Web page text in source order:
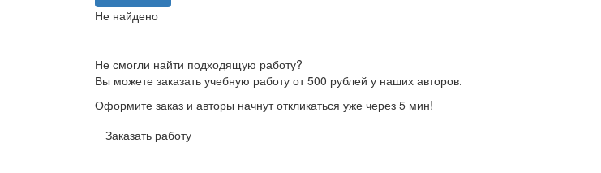
Не найдено
Не смогли найти подходящую работу?
Вы можете заказать учебную работу от 500 рублей у наших авторов.
Оформите заказ и авторы начнут откликаться уже через 5 мин!
Заказать работу